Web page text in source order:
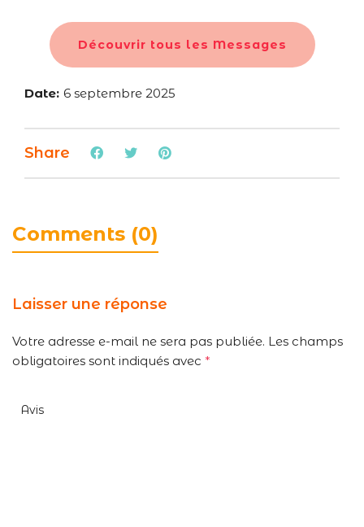
Découvrir tous les Messages
Date: 6 septembre 2025
Share
Comments (0)
Laisser une réponse
Votre adresse e-mail ne sera pas publiée. Les champs
obligatoires sont indiqués avec *